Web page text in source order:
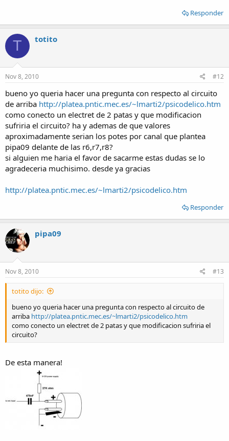
Responder
T totito
Nov 8, 2010 #12
bueno yo queria hacer una pregunta con respecto al circuito
de arriba http://platea.pntic.mec.es/~lmarti2/psicodelico.htm
como conecto un electret de 2 patas y que modificacion
sufriria el circuito? ha y ademas de que valores
aproximadamente serian los potes por canal que plantea
pipa09 delante de las r6,r7,r8?
si alguien me haria el favor de sacarme estas dudas se lo
agradeceria muchisimo. desde ya gracias
http://platea.pntic.mec.es/~lmarti2/psicodelico.htm
Responder
pipa09
Nov 8, 2010 #13
totito dijo:
bueno yo queria hacer una pregunta con respecto al circuito de
arriba http://platea.pntic.mec.es/~lmarti2/psicodelico.htm
como conecto un electret de 2 patas y que modificacion sufriria el
circuito?
De esta manera!